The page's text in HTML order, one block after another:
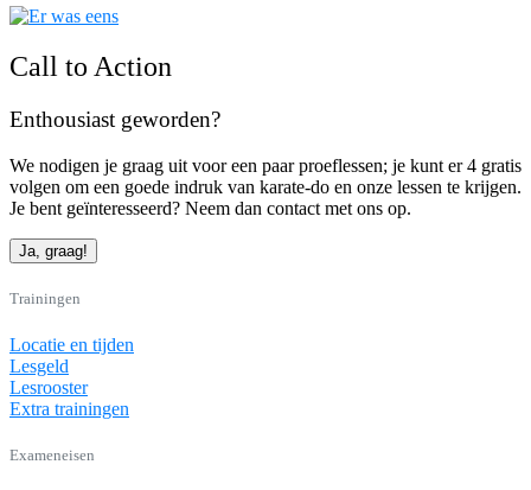
Call to Action
Enthousiast geworden?
We nodigen je graag uit voor een paar proeflessen; je kunt er 4 gratis
volgen om een goede indruk van karate-do en onze lessen te krijgen.
Je bent geïnteresseerd? Neem dan contact met ons op.
Ja, graag!
Trainingen
Locatie en tijden
Lesgeld
Lesrooster
Extra trainingen
Exameneisen